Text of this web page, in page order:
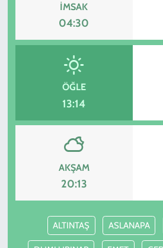
İMSAK
04:30
ÖĞLE
13:14
AKŞAM
20:13
ALTINTAŞ ASLANAPA